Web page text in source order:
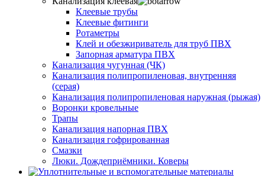
Клеевые трубы
Клеевые фитинги
Ротаметры
Клей и обезжириватель для труб ПВХ
Запорная арматура ПВХ
Канализация чугунная (ЧК)
Канализация полипропиленовая, внутренняя
(серая)
Канализация полипропиленовая наружная (рыжая)
Воронки кровельные
Трапы
Канализация напорная ПВХ
Канализация гофрированная
Смазки
Люки. Дождеприёмники. Коверы